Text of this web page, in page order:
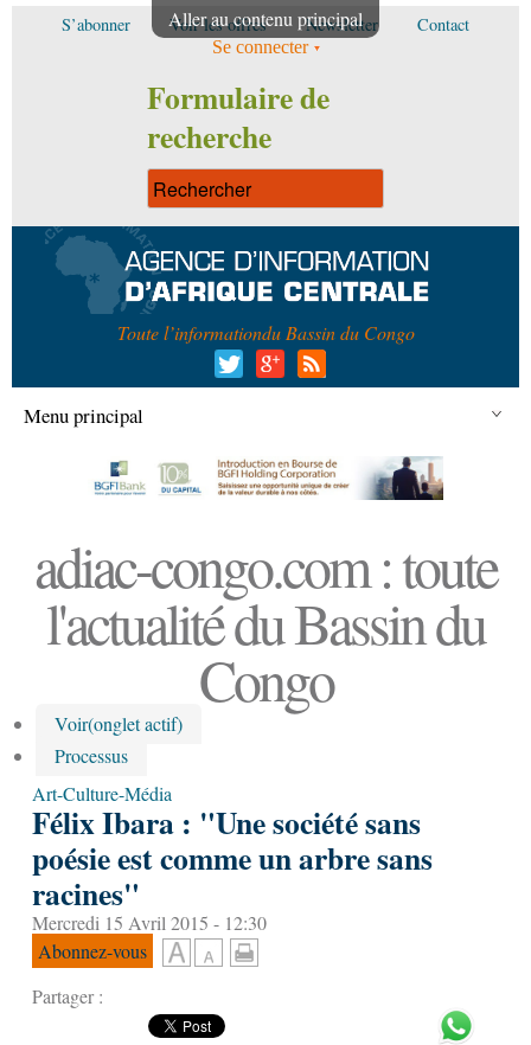
Aller au contenu principal
S’abonner Voir les offres Newsletter Contact
Se connecter
Formulaire de
recherche
Toute l’informationdu Bassin du Congo
Menu principal
adiac-congo.com : toute
l'actualité du Bassin du
Congo
Voir(onglet actif)
Processus
Art-Culture-Média
Félix Ibara : "Une société sans
poésie est comme un arbre sans
racines"
Mercredi 15 Avril 2015 - 12:30
Abonnez-vous
Partager :